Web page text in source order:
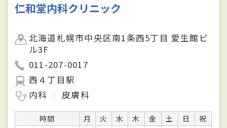
仁和堂内科クリニック
北海道札幌市中央区南1条西5丁目 愛生館ビ
ル3F
011-207-0017
西４丁目駅
内科
皮膚科
時間 月 火 水 木 金 土 日
祝